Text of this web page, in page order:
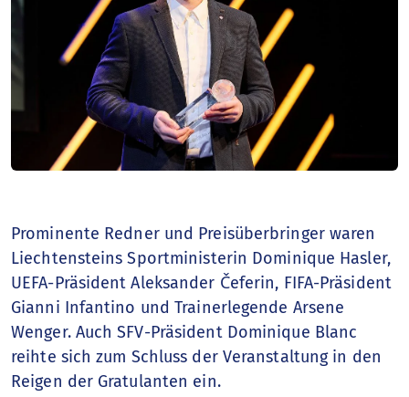
Prominente Redner und Preisüberbringer waren
Liechtensteins Sportministerin Dominique Hasler,
UEFA-Präsident Aleksander Čeferin, FIFA-Präsident
Gianni Infantino und Trainerlegende Arsene
Wenger. Auch SFV-Präsident Dominique Blanc
reihte sich zum Schluss der Veranstaltung in den
Reigen der Gratulanten ein.